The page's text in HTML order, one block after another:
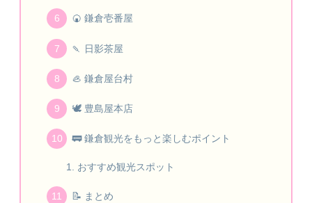
🍘 鎌倉壱番屋
🍡 日影茶屋
🦪 鎌倉屋台村
🕊 豊島屋本店
🚃 鎌倉観光をもっと楽しむポイント
おすすめ観光スポット
📝 まとめ